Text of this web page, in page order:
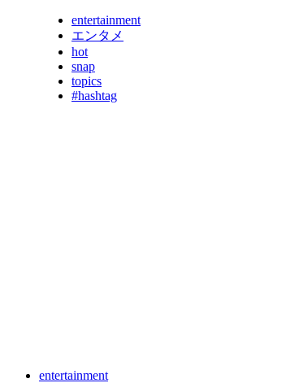
entertainment
エンタメ
hot
snap
topics
#hashtag
entertainment